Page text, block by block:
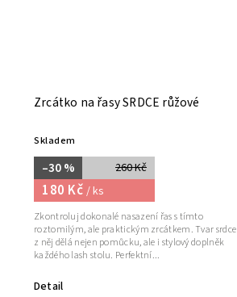
Zrcátko na řasy SRDCE růžové
Skladem
260 Kč
–30 %
180 Kč / ks
Detail
Zkontroluj dokonalé nasazení řas s tímto
roztomilým, ale praktickým zrcátkem. Tvar srdce
z něj dělá nejen pomůcku, ale i stylový doplněk
každého lash stolu. Perfektní...